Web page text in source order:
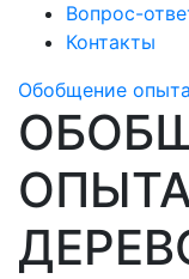
Вопрос-
Контакты
Обобщение опыта